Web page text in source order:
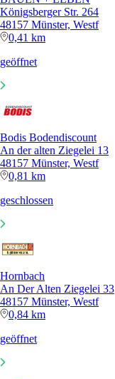
Königsberger Str. 264
48157 Münster, Westf
0,41 km
geöffnet
Bodis Bodendiscount
An der alten Ziegelei 13
48157 Münster, Westf
0,81 km
geschlossen
Hornbach
An Der Alten Ziegelei 33
48157 Münster, Westf
0,84 km
geöffnet